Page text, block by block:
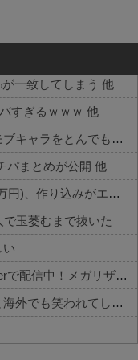
が一致してしまう 他
すぎるｗｗｗ 他
【画像】範馬勇次郎さん、挑んできたモブキャラをとんでもない目に合わせてしまう 他
パまとめが公開 他
【画像】キャミイの最新フィギュア(19万円)、作り込みがエグすぎるｗｗｗｗｗ 他
で玉萎むまで抜いた
い
ポケットモンスター ジ・オリジンがTVerで配信中！メガリザードンXが初お披露目された作品
Switch2の売上が３分の1以下になったと海外でも笑われてしまうwwwwwww